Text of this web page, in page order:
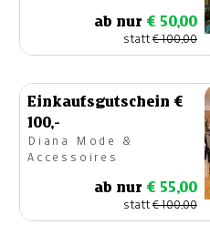
ab nur € 50,00
statt€ 100,00
Einkaufsgutschein €
100,-
Diana Mode &
Accessoires
ab nur € 55,00
statt€ 100,00